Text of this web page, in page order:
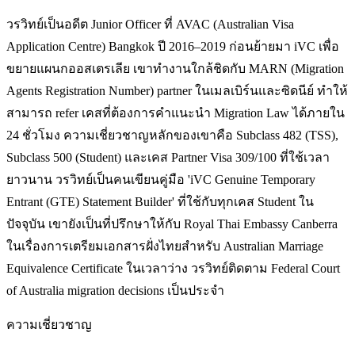
วรวิทย์เป็นอดีต Junior Officer ที่ AVAC (Australian Visa
Application Centre) Bangkok ปี 2016–2019 ก่อนย้ายมา iVC เพื่อ
ขยายแผนกออสเตรเลีย เขาทำงานใกล้ชิดกับ MARN (Migration
Agents Registration Number) partner ในเมลเบิร์นและซิดนีย์ ทำให้
สามารถ refer เคสที่ต้องการคำแนะนำ Migration Law ได้ภายใน
24 ชั่วโมง ความเชี่ยวชาญหลักของเขาคือ Subclass 482 (TSS),
Subclass 500 (Student) และเคส Partner Visa 309/100 ที่ใช้เวลา
ยาวนาน วรวิทย์เป็นคนเขียนคู่มือ 'iVC Genuine Temporary
Entrant (GTE) Statement Builder' ที่ใช้กับทุกเคส Student ใน
ปัจจุบัน เขายังเป็นที่ปรึกษาให้กับ Royal Thai Embassy Canberra
ในเรื่องการเตรียมเอกสารฝั่งไทยสำหรับ Australian Marriage
Equivalence Certificate ในเวลาว่าง วรวิทย์ติดตาม Federal Court
of Australia migration decisions เป็นประจำ
ความเชี่ยวชาญ